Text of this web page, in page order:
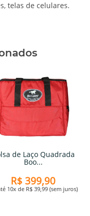
telas de celulares.
de Laço Quadrada
Boo...
R$ 399,90
10x de R$ 39,99 (sem juros)